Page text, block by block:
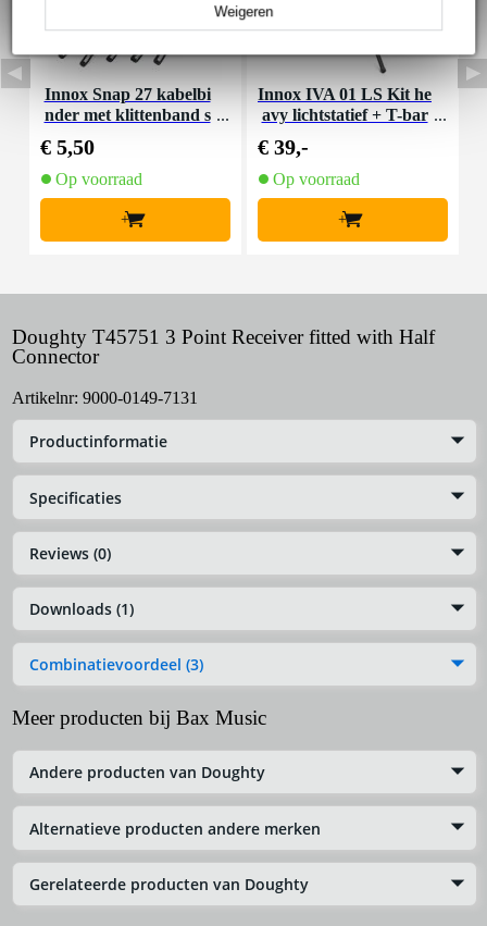
Weigeren
Innox Snap 27 kabelbi
nder met klittenband s
€ 5,50
Op voorraad
+
Innox IVA 01 LS Kit he
avy lichtstatief + T-bar
€ 39,-
Op voorraad
+
Doughty T45751 3 Point Receiver fitted with Half
Connector
Artikelnr: 9000-0149-7131
Productinformatie
Specificaties
Reviews (0)
Downloads (1)
Combinatievoordeel (3)
Meer producten bij Bax Music
Andere producten van Doughty
Alternatieve producten andere merken
Gerelateerde producten van Doughty